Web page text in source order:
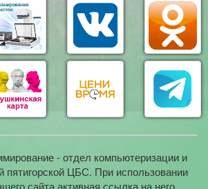
- отдел компьютеризации и
пятигорской ЦБС. При использовании